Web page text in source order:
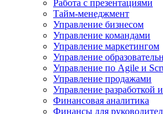
Работа с презентациями
Тайм-менеджмент
Управление бизнесом
Управление командами
Управление маркетингом
Управление
Управление по Agile и
Управление продажами
Управление разработкой
Финансовая аналитика
Финансы для